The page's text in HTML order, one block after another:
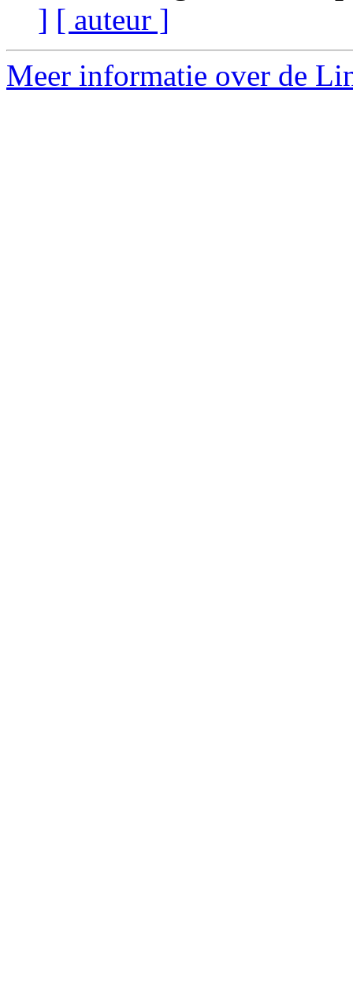
] [ auteur ]
Meer informatie over de